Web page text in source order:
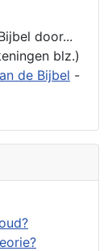
door...
blz.)
de Bijbel -